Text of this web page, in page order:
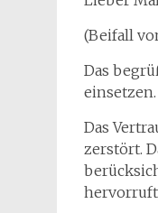
(Beifall
Das
einsetzen.
Das
zerstört.